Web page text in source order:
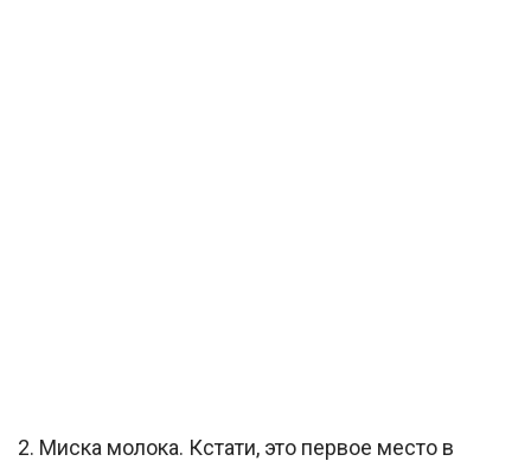
2. Миска молока. Кстати, это первое место в